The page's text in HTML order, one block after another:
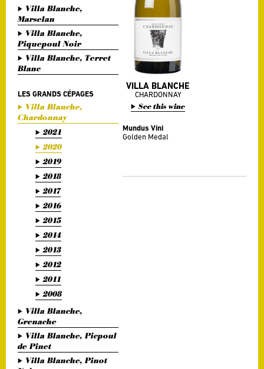
Villa Blanche,
Marselan
Villa Blanche,
Piquepoul Noir
Villa Blanche, Terret
Blanc
LES GRANDS CÉPAGES
Villa Blanche,
Chardonnay
2021
2020
2019
2018
2017
2016
2015
2014
2013
2012
2011
2008
Villa Blanche,
Grenache
Villa Blanche, Picpoul
de Pinet
Villa Blanche, Pinot
VILLA BLANCHE
CHARDONNAY
See this wine
Mundus Vini
Golden Medal